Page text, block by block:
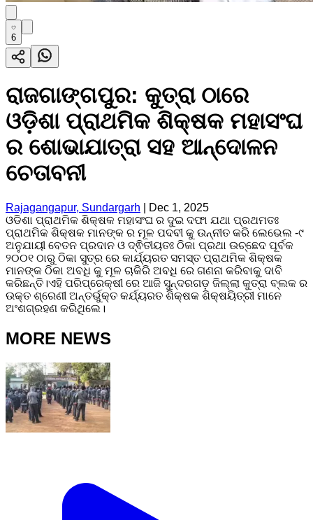
6
ରାଜଗାଙ୍ଗପୁର: କୁତ୍ରା ଠାରେ
ଓଡ଼ିଶା ପ୍ରାଥମିକ ଶିକ୍ଷକ ମହାସଂଘ
ର ଶୋଭାଯାତ୍ରା ସହ ଆନ୍ଦୋଳନ
ଚେତାବନୀ
Rajagangapur, Sundargarh
Dec 1, 2025
ଓଡିଶା ପ୍ରାଥମିକ ଶିକ୍ଷକ ମହାସଂଘ ର ଦୁଇ ଦଫା ଯଥା ପ୍ରଥମତଃ
ପ୍ରାଥମିକ ଶିକ୍ଷକ ମାନଙ୍କ ର ମୂଳ ପଦବୀ କୁ ଉନ୍ନୀତ କରି ଲେଭେଲ -୯
ଅନୁଯାୟୀ ବେତନ ପ୍ରଦାନ ଓ ଦ୍ଵିତୀୟତଃ ଠିକା ପ୍ରଥା ଉଚ୍ଛେଦ ପୂର୍ବକ
୨୦୦୧ ଠାରୁ ଠିକା ସୁତ୍ର ରେ କାର୍ଯ୍ୟରତ ସମସ୍ତ ପ୍ରାଥମିକ ଶିକ୍ଷକ
ମାନଙ୍କ ଠିକା ଅବଧି କୁ ମୂଳ ଚାକିରି ଅବଧି ରେ ଗଣନା କରିବାକୁ ଦାବି
କରିଛନ୍ତି।ଏହି ପରିପ୍ରେକ୍ଷୀ ରେ ଆଜି ସୁନ୍ଦରଗଡ଼ ଜିଲ୍ଲା କୁତ୍ରା ବ୍ଲକ ର
ଉକ୍ତ ଶ୍ରେଣୀ ଅନ୍ତର୍ଭୁକ୍ତ କର୍ଯ୍ୟରତ ଶିକ୍ଷକ ଶିକ୍ଷୟିତ୍ରୀ ମାନେ
ଅଂଶଗ୍ରହଣ କରିଥିଲେ।
MORE NEWS